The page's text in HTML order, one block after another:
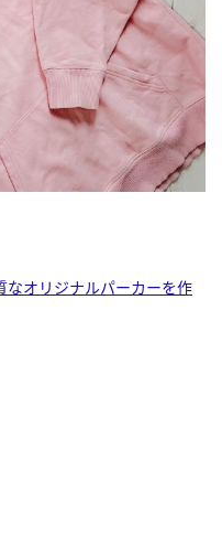
なオリジナルパーカーを作